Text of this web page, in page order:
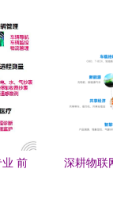
业 前
深耕物联